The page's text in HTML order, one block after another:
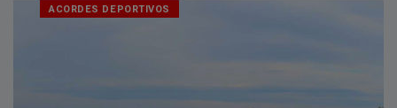
ACORDES DEPORTIVOS